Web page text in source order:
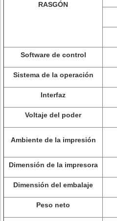
RASGÓN
Software de control
Sistema de la operación
Interfaz
Voltaje del poder
Ambiente de la impresión
Dimensión de la impresora
Dimensión del embalaje
Peso neto